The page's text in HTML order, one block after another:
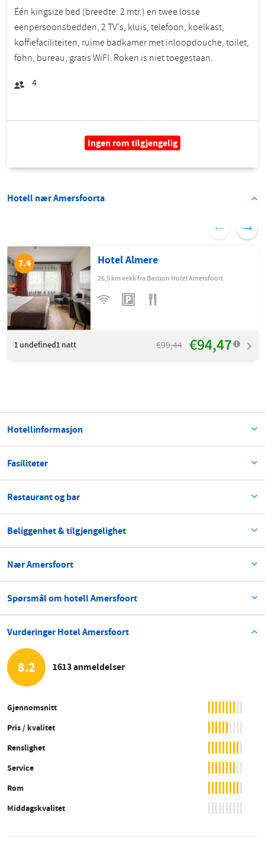
Één kingsize bed (breedte: 2 mtr.) en twee losse
eenpersoonsbedden, 2 TV's, kluis, telefoon, koelkast,
koffiefaciliteiten, ruime badkamer met inloopdouche, toilet,
föhn, bureau, gratis WiFI. Roken is niet toegestaan.
4
Ingen rom tilgjengelig
Hotell nær Amersfoorta
7.4 Hotel Almere
26,5 km vekk fra Bastion Hotel Amersfoort
1 undefined1 natt €99,44 €94,47
Hotellinformasjon
Fasiliteter
Restaurant og bar
Beliggenhet & tilgjengelighet
Nær Amersfoort
Spørsmål om hotell Amersfoort
Vurderinger Hotel Amersfoort
8.2 1613 anmeldelser
Gjennomsnitt
Pris / kvalitet
Renslighet
Service
Rom
Middagskvalitet